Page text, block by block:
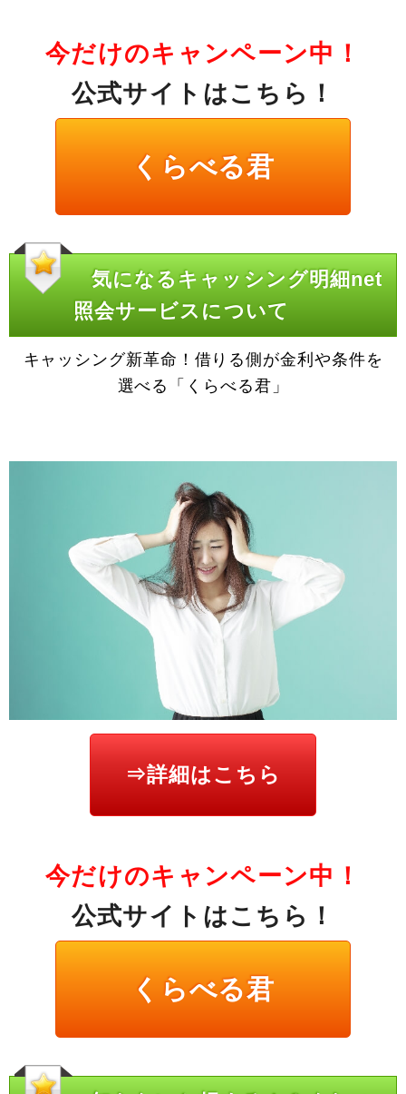
今だけのキャンペーン中！
公式サイトはこちら！
くらべる君
気になるキャッシング明細net
照会サービスについて
キャッシング新革命！借りる側が金利や条件を
選べる「くらべる君」
⇒詳細はこちら
今だけのキャンペーン中！
公式サイトはこちら！
くらべる君